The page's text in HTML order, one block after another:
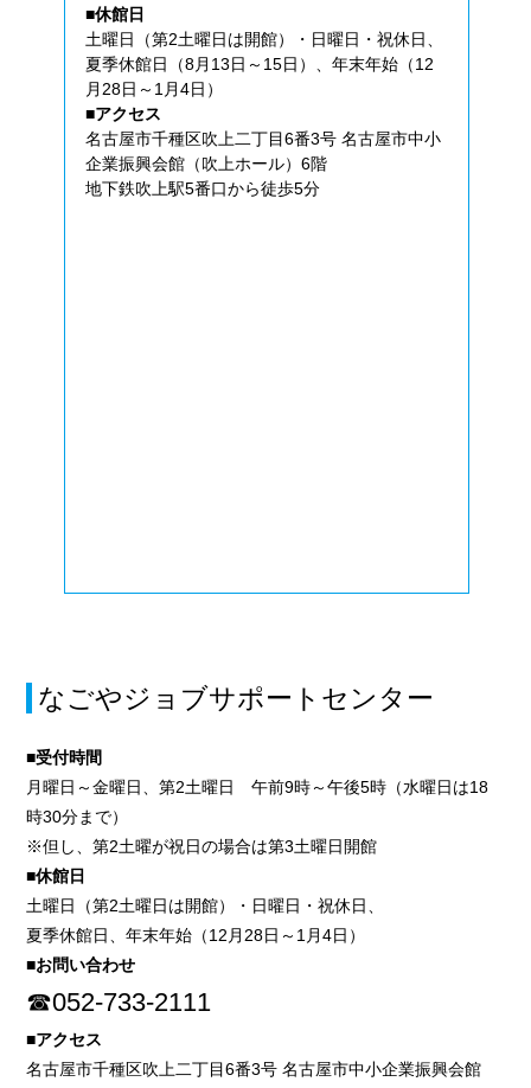
■休館日
土曜日（第2土曜日は開館）・日曜日・祝休日、
夏季休館日（8月13日～15日）、年末年始（12
月28日～1月4日）
■アクセス
名古屋市千種区吹上二丁目6番3号 名古屋市中小
企業振興会館（吹上ホール）6階
地下鉄吹上駅5番口から徒歩5分
なごやジョブサポートセンター
■受付時間
月曜日～金曜日、第2土曜日 午前9時～午後5時（水曜日は18
時30分まで）
※但し、第2土曜が祝日の場合は第3土曜日開館
■休館日
土曜日（第2土曜日は開館）・日曜日・祝休日、
夏季休館日、年末年始（12月28日～1月4日）
■お問い合わせ
☎052-733-2111
■アクセス
名古屋市千種区吹上二丁目6番3号 名古屋市中小企業振興会館